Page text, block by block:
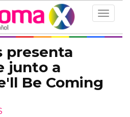
Toggle
presenta
junto a
Be Coming